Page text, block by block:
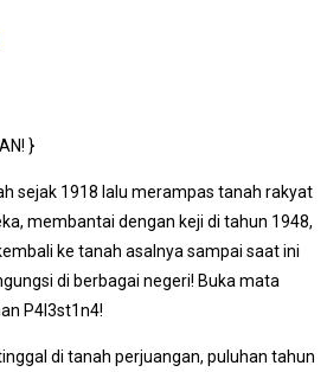
}
sejak 1918 lalu merampas tanah rakyat
membantai dengan keji di tahun 1948,
ke tanah asalnya sampai saat ini
di berbagai negeri! Buka mata
P4l3st1n4!
di tanah perjuangan, puluhan tahun